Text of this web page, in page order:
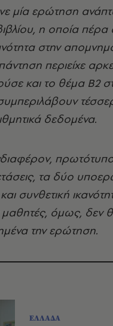
μία ερώτηση
η οποία
στην
περιείχε
και το θέμα Β2
δεδομένα.
τα δύο
συνθετική
μαθητές, όμως, δεν
την ερώτηση.
ΕΛΛΑΔΑ